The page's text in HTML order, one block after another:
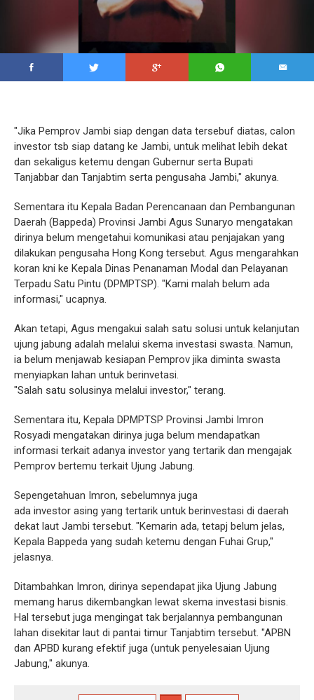
"Jika Pemprov Jambi siap dengan data tersebuf diatas, calon
investor tsb siap datang ke Jambi, untuk melihat lebih dekat
dan sekaligus ketemu dengan Gubernur serta Bupati
Tanjabbar dan Tanjabtim serta pengusaha Jambi," akunya.
Sementara itu Kepala Badan Perencanaan dan Pembangunan
Daerah (Bappeda) Provinsi Jambi Agus Sunaryo mengatakan
dirinya belum mengetahui komunikasi atau penjajakan yang
dilakukan pengusaha Hong Kong tersebut. Agus mengarahkan
koran kni ke Kepala Dinas Penanaman Modal dan Pelayanan
Terpadu Satu Pintu (DPMPTSP). "Kami malah belum ada
informasi," ucapnya.
Akan tetapi, Agus mengakui salah satu solusi untuk kelanjutan
ujung jabung adalah melalui skema investasi swasta. Namun,
ia belum menjawab kesiapan Pemprov jika diminta swasta
menyiapkan lahan untuk berinvetasi.
"Salah satu solusinya melalui investor," terang.
Sementara itu, Kepala DPMPTSP Provinsi Jambi Imron
Rosyadi mengatakan dirinya juga belum mendapatkan
informasi terkait adanya investor yang tertarik dan mengajak
Pemprov bertemu terkait Ujung Jabung.
Sepengetahuan Imron, sebelumnya juga
ada investor asing yang tertarik untuk berinvestasi di daerah
dekat laut Jambi tersebut. "Kemarin ada, tetapj belum jelas,
Kepala Bappeda yang sudah ketemu dengan Fuhai Grup,"
jelasnya.
Ditambahkan Imron, dirinya sependapat jika Ujung Jabung
memang harus dikembangkan lewat skema investasi bisnis.
Hal tersebut juga mengingat tak berjalannya pembangunan
lahan disekitar laut di pantai timur Tanjabtim tersebut. "APBN
dan APBD kurang efektif juga (untuk penyelesaian Ujung
Jabung," akunya.